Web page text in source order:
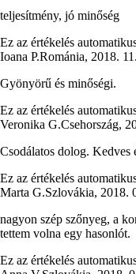
teljesítmény, jó minőség
Ez az értékelés
Ioana P.Románia, 2018.
Gyönyörű és minőségi.
Ez az értékelés
Veronika G.Csehország,
Csodálatos dolog. Kedves
Ez az értékelés
Marta G.Szlovákia, 2018.
nagyon szép szőnyeg, a
tettem volna egy hasonlót.
Ez az értékelés